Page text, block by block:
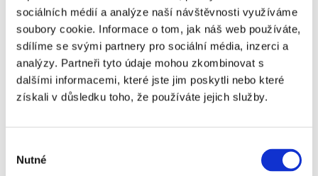
sociálních médií a analýze naší návštěvnosti využíváme
soubory cookie. Informace o tom, jak náš web používáte,
sdílíme se svými partnery pro sociální média, inzerci a
analýzy. Partneři tyto údaje mohou zkombinovat s
dalšími informacemi, které jste jim poskytli nebo které
získali v důsledku toho, že používáte jejich služby.
souhlasu
Nutné
Share This Story, Choose Your Platform!